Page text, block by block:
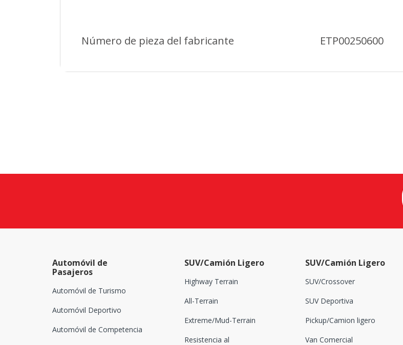
Número de pieza del fabricante ETP00250600
Automóvil de
Pasajeros
Automóvil de Turismo
Automóvil Deportivo
Automóvil de Competencia
SUV/Camión Ligero
Highway Terrain
All-Terrain
Extreme/Mud-Terrain
Resistencia al
SUV/Camión Ligero
SUV/Crossover
SUV Deportiva
Pickup/Camion ligero
Van Comercial